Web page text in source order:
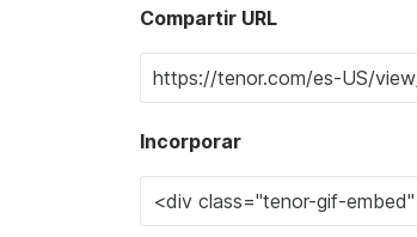
Compartir URL
Incorporar